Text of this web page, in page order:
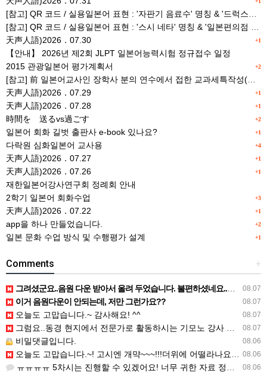
+1
天声人語)2026．07.30
【안내】 2026년 제2회 JLPT 일본어능력시험 정규접수 일정
+2
2015 관광일본어 평가계획서
+1
天声人語)2026．07.29
+1
天声人語)2026．07.28
+2
時間を 送るvs過ごす
+1
일본어 회화 길벗 출판사 e-book 있나요?
+4
다락원 심화일본어 교사용
+1
天声人語)2026．07.27
+1
天声人語)2026．07.26
재한일본어강사연구회 정례회 안내
+3
2학기 일본어 회화수업
+1
天声人語)2026．07.22
+2
app을 하나 만들었습니다.
+1
일본 문화 수업 방식 및 수행평가 설계
+
Comments
08.07
그려셨군요..음원 다운 받아서 올려 두었습니다. 불편하셨네요..죄송합니다..
08.07
이거 음원다운이 안되는데, 저만 그런가요??
08.07
오늘도 고맙습니다.~ 감사해요! ^^
08.07
그럼요..동경 현지에서 전문가로 활동하시는 기모노 강사 이십니다.
08.06
비밀댓글입니다.
08.06
오늘도 고맙습니다.~! 고시엔 개먁~~~!!!더위에 어떨라나요...감사합니다. ^^
08.06
ㅠㅠㅠㅠ 5차시는 진행할 수 있겠어요! 너무 귀한 자료 정말 감사합니다!!!